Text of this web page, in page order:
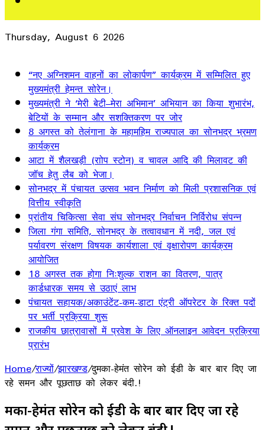
Thursday, August 6 2026
“नए अग्निशमन वाहनों का लोकार्पण” कार्यक्रम में सम्मिलित हुए
मुख्यमंत्री हेमन्त सोरेन।
मुख्यमंत्री ने ‘मेरी बेटी–मेरा अभिमान’ अभियान का किया शुभारंभ,
बेटियों के सम्मान और सशक्तिकरण पर जोर
8 अगस्त को तेलंगाना के महामहिम राज्यपाल का सोनभद्र भ्रमण
कार्यक्रम
आटा में शैलखड़ी (राोप स्टोन) व चावल आदि की मिलावट की
जॉच हेतु लैब को भेजा।
सोनभद्र में पंचायत उत्सव भवन निर्माण को मिली प्रशासनिक एवं
वित्तीय स्वीकृति
प्रांतीय चिकित्सा सेवा संघ सोनभद्र निर्वाचन निर्विरोध संपन्न
जिला गंगा समिति, सोनभद्र के तत्वावधान में नदी, जल एवं
पर्यावरण संरक्षण विषयक कार्यशाला एवं वृक्षारोपण कार्यक्रम
आयोजित
18 अगस्त तक होगा निःशुल्क राशन का वितरण, पात्र
कार्डधारक समय से उठाएं लाभ
पंचायत सहायक/अकाउंटेंट-कम-डाटा एंट्री ऑपरेटर के रिक्त पदों
पर भर्ती प्रक्रिया शुरू
राजकीय छात्रावासों में प्रवेश के लिए ऑनलाइन आवेदन प्रक्रिया
प्रारंभ
Home/राज्यों/झारखण्ड/दुमका-हेमंत सोरेन को ईडी के बार बार दिए जा
रहे समन और पूछताछ को लेकर बंदी.!
दुमका-हेमंत सोरेन को ईडी के बार बार दिए जा रहे